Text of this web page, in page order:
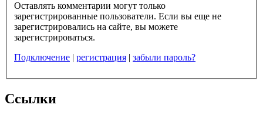
Оставлять комментарии могут только
зарегистрированные пользователи. Если вы еще не
зарегистрировались на сайте, вы можете
зарегистрироваться.
Подключение | регистрация | забыли пароль?
Ссылки